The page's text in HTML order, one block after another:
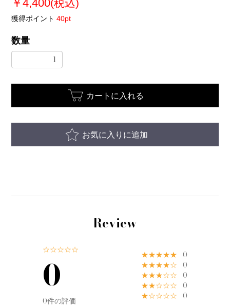
￥4,400(税込)
獲得ポイント 40pt
数量
カートに入れる
お気に入りに追加
Review
☆☆☆☆☆
0
0件の評価
★★★★★ 0
★★★★☆ 0
★★★☆☆ 0
★★☆☆☆ 0
★☆☆☆☆ 0